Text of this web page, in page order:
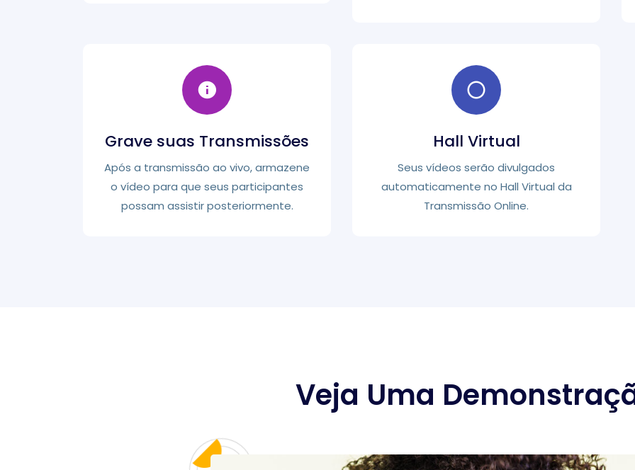
Grave suas Transmissões
Após a transmissão ao vivo, armazene
o vídeo para que seus participantes
possam assistir posteriormente.
Hall Virtual
Seus vídeos serão divulgados
automaticamente no Hall Virtual da
Transmissão Online.
Veja Uma